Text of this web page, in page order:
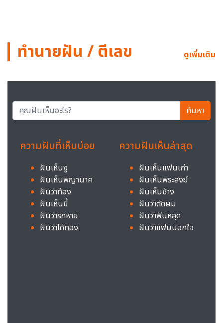
ทำนายฝัน / ตีเลข ดูเพิ่มเติม
ค้นหา
ความฝันที่เห็นบ่อย
ฝันเห็นงู
ฝันเห็นพญานาค
ฝันว่าท้อง
ฝันเห็นขี้
ฝันว่ารถหาย
ฝันว่าได้ทอง
ความฝันเห็นล่าสุด
ฝันเห็นแฟนเก่า
ฝันเห็นพระสงฆ์
ฝันเห็นช้าง
ฝันว่าตัดผม
ฝันว่าฟันหลุด
ฝันว่าแฟนนอกใจ